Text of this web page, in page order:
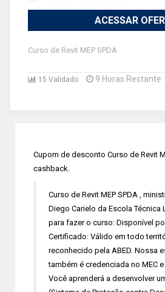
ACESSAR
Curso de Revit MEP SPDA
15 Validado 9 Horas Restante
Cupom de desconto Curso de Revit
cashback.
Curso de Revit MEP SPDA ,
Diego Carielo da Escola Técnica
para fazer o curso: Disponível
Certificado: Válido em todo
reconhecido pela ABED. Nossa
também é credenciada no MEC
Você aprenderá a desenvolver